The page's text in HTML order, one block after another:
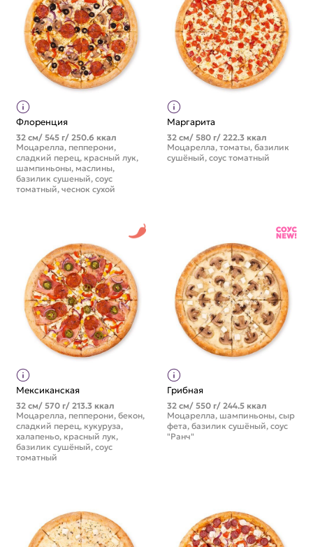
Флоренция
32 см/ 545 г/ 250.6 ккал
Моцарелла, пепперони,
сладкий перец, красный лук,
шампиньоны, маслины,
базилик сушеный, соус
томатный, чеснок сухой
Маргарита
32 см/ 580 г/ 222.3 ккал
Моцарелла, томаты, базилик
сушёный, соус томатный
Мексиканская
32 см/ 570 г/ 213.3 ккал
Моцарелла, пепперони, бекон,
сладкий перец, кукуруза,
халапеньо, красный лук,
базилик сушёный, соус
томатный
Грибная
32 см/ 550 г/ 244.5 ккал
Моцарелла, шампиньоны, сыр
фета, базилик сушёный, соус
"Ранч"